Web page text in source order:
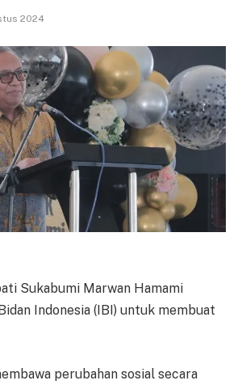
2024
Sukabumi Marwan Hamami
Indonesia (IBI) untuk membuat
perubahan sosial secara